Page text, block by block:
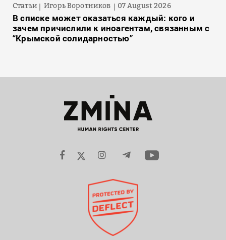
Статьи Игорь Воротников 07 August 2026
В списке может оказаться каждый: кого и
зачем причислили к иноагентам, связанным с
“Крымской солидарностью”